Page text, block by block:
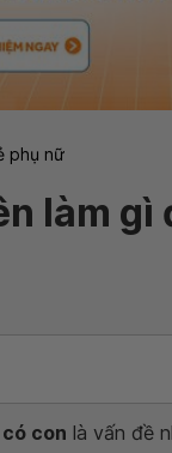
phụ nữ
làm gì
con là vấn đề